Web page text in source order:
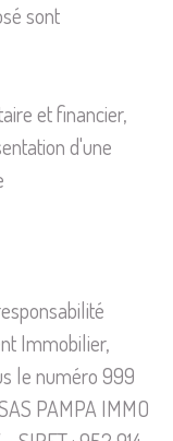
sont
et financier,
d'une
Immobilier,
le numéro 999
PAMPA IMMO